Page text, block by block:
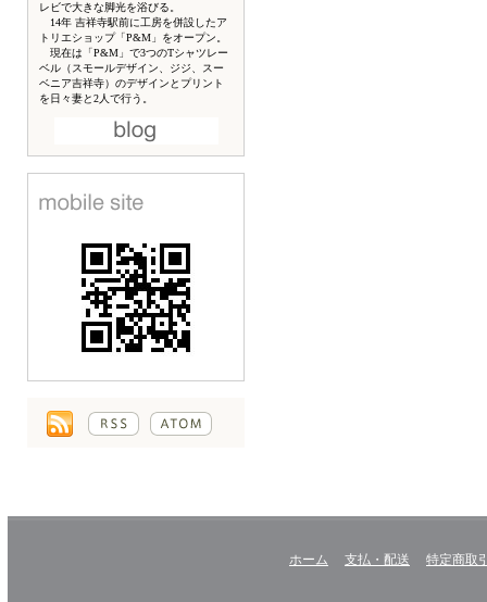
レビで大きな脚光を浴びる。
14年 吉祥寺駅前に工房を併設したア
トリエショップ「P&M」をオープン。
現在は「P&M」で3つのTシャツレー
ベル（スモールデザイン、ジジ、スー
ベニア吉祥寺）のデザインとプリント
を日々妻と2人で行う。
ホーム 支払・配送 特定商取